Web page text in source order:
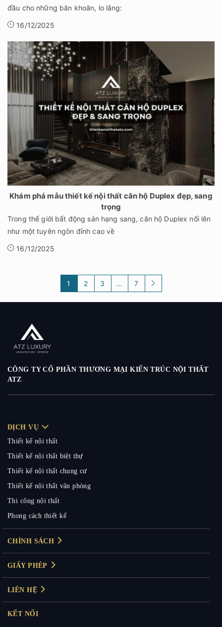
đầu cho những băn khoăn, lo lắng:
16/12/2025
Khám phá mẫu thiết kế nội thất căn hộ Duplex đẹp, sang
trọng
Trong thế giới bất động sản hạng sang, căn hộ Duplex nổi lên
như một tuyên ngôn đỉnh cao về
16/12/2025
1 2 3 … 7
CÔNG TY CỔ PHẦN THƯƠNG MẠI KIẾN TRÚC NỘI THẤT
ATZ
DỊCH VỤ
Thiết kế nội thất
Thiết kế nội thất biệt thự
Thiết kế nội thất chung cư
Thiết kế nội thất văn phòng
Thi công nội thất
Phong cách thiết kế
CHÍNH SÁCH
Chính sách thanh toán
Bảo hành & đổi trả
Tuyên bố miễn trừ trách nhiệm
GIẤY PHÉP
Mã số thuế: 0104830894
LIÊN HỆ
Đại Kim, Hoàng Mai, Hà Nội
KẾT NỐI